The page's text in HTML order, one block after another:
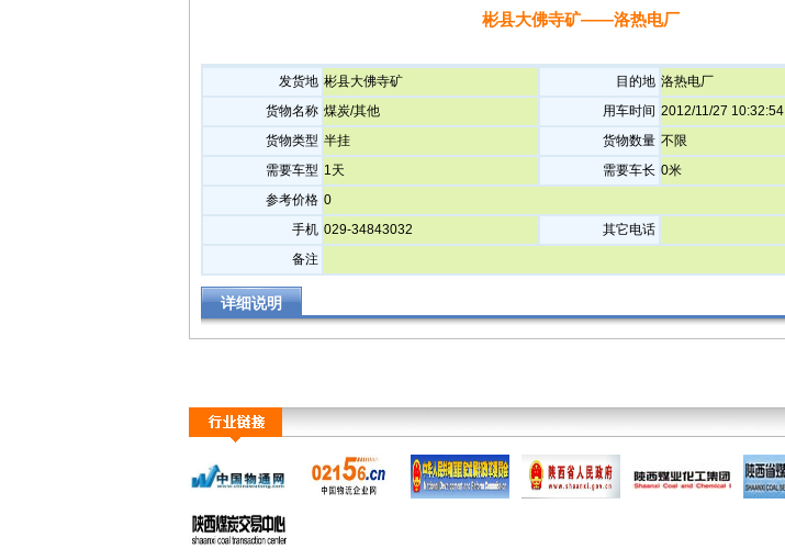
彬县大佛寺矿——洛热电厂
发货地 彬县大佛寺矿 目的地 洛热电厂
货物名称 煤炭/其他 用车时间 2012/11/27 10:32:54
货物类型 半挂 货物数量 不限
需要车型 1天 需要车长 0米
参考价格 0
手机 029-34843032
其它电话
备注
详细说明